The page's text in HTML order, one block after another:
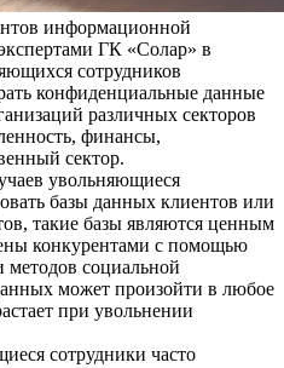
информационной
ГК «Солар» в
сотрудников
конфиденциальные данные
различных секторов
финансы,
сектор.
увольняющиеся
базы данных клиентов или
такие базы являются ценным
конкурентами с помощью
методов социальной
может произойти в любое
при увольнении
сотрудники часто